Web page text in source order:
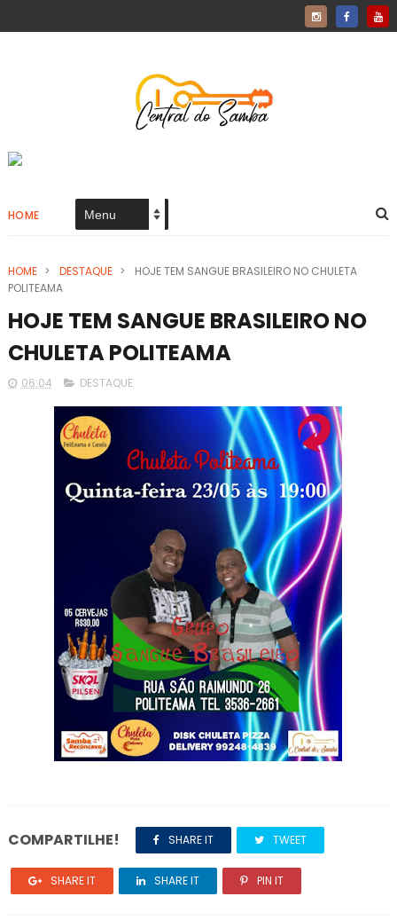
HOME
HOME > DESTAQUE >
HOJE TEM SANGUE BRASILEIRO NO CHULETA
POLITEAMA
HOJE TEM SANGUE BRASILEIRO NO
CHULETA POLITEAMA
06:04 DESTAQUE
COMPARTILHE! SHARE IT TWEET
SHARE IT SHARE IT PIN IT